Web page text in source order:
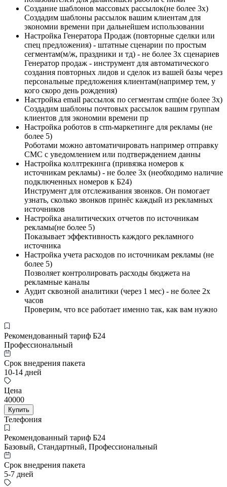
Создание шаблонов массовых рассылок(не более 3х)​
Создадим шаблоны рассылок вашим клиентам для
экономии времени при дальнейшем использовании
Настройка Генератора Продаж (повторные сделки или
спец предложения) - штатные сценарии по простым
сегментам(м/ж, праздники и тд) - не более 3х сценариев
Генератор продаж - инструмент для автоматического
создания повторных лидов и сделок из вашей базы через
персональные предложения клиентам(например тем, у
кого скоро день рождения)
Настройка email рассылок по сегментам crm(не более 3х)
Создадим шаблоны почтовых рассылок вашим группам
клиентов для экономии времени пр
Настройка роботов в crm-маркетинге для рекламы (не
более 5)
Роботами можно автоматичировать например отправку
СМС с уведомлением или подтверждением данны
Настройка коллтрекинга (привязка номеров к
источникам рекламы) - не более 3х (необходимо наличие
подключенных номеров к Б24)
Инструмент для отслеживания звонков. Он помогает
узнать, сколько звонков принёс каждый из рекламных
источников
Настройка аналитических отчетов по источникам
рекламы(не более 5)
Показывает эффективность каждого рекламного
источника
Настройка учета расходов по источникам рекламы (не
более 5)
Позволяет контролировать расходы бюджета на
рекламные каналы
Аудит сквозной аналитики (через 1 мес) - не более 2х
часов
Проверим, что все работает именно так, как вам нужно
Рекомендованный тариф Б24
Профессиональный
Срок внедрения пакета
10-14 дней
Цена
40000
Купить
Телефония
Рекомендованный тариф Б24
Базовый, Стандартный, Профессиональный
Срок внедрения пакета
5-7 дней